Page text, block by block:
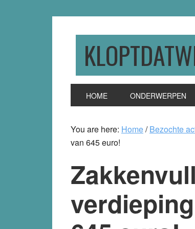
HOME ONDERWERPEN
You are here: Home/ Bezochte
van 645 euro!